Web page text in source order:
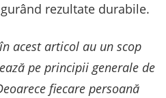
rezultate durabile.
acest articol au un scop
pe principii generale de
fiecare persoană